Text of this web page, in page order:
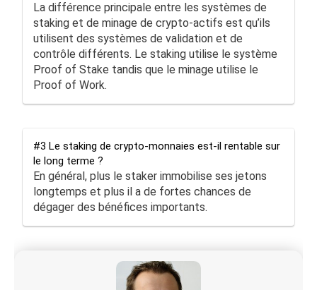
La différence principale entre les systèmes de
staking et de minage de crypto-actifs est qu’ils
utilisent des systèmes de validation et de
contrôle différents. Le staking utilise le système
Proof of Stake tandis que le minage utilise le
Proof of Work.
#3 Le staking de crypto-monnaies est-il rentable sur
le long terme ?
En général, plus le staker immobilise ses jetons
longtemps et plus il a de fortes chances de
dégager des bénéfices importants.